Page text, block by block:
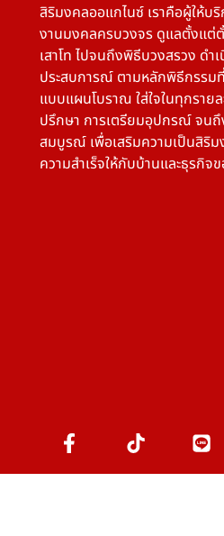
สิริมงคลออแกไนซ์ เราคือผู้ให้
งานมงคลครบวงจร ดูแลตั้งแต่
เสาโท ไปจนถึงพิธีบวงสรวง ด
ประสบการณ์ ตามหลักพิธีกรรม
แบบแผนโบราณ ใส่ใจในทุกราย
ปรึกษา การเตรียมอุปกรณ์ จนถึ
สมบูรณ์ เพื่อเสริมความเป็นสิริม
ความสำเร็จให้กับบ้านและธุรกิ